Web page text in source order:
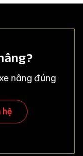
nâng đúng
hệ